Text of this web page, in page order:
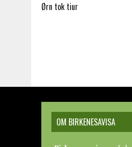
Ørn tok tiur
OM BIRKENESAVISA